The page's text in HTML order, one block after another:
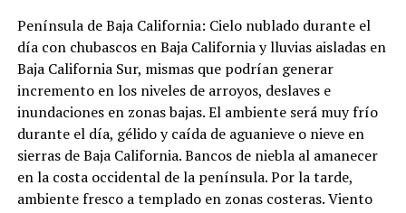
Península de Baja California: Cielo nublado durante el
día con chubascos en Baja California y lluvias aisladas en
Baja California Sur, mismas que podrían generar
incremento en los niveles de arroyos, deslaves e
inundaciones en zonas bajas. El ambiente será muy frío
durante el día, gélido y caída de aguanieve o nieve en
sierras de Baja California. Bancos de niebla al amanecer
en la costa occidental de la península. Por la tarde,
ambiente fresco a templado en zonas costeras. Viento